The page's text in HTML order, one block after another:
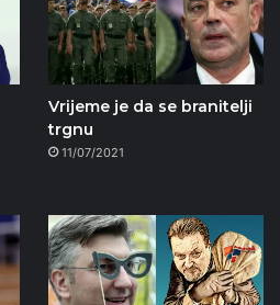
Vrijeme je da se branitelji
trgnu
11/07/2021